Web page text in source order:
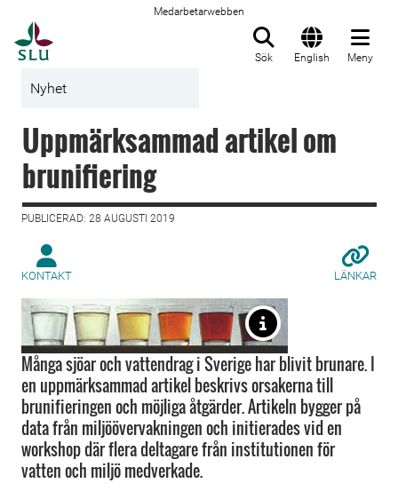
Medarbetarwebben
Sök English Meny
Nyhet
Uppmärksammad artikel om
brunifiering
PUBLICERAD: 28 AUGUSTI 2019
KONTAKT LÄNKAR
Många sjöar och vattendrag i Sverige har blivit brunare. I
en uppmärksammad artikel beskrivs orsakerna till
brunifieringen och möjliga åtgärder. Artikeln bygger på
data från miljöövervakningen och initierades vid en
workshop där flera deltagare från institutionen för
vatten och miljö medverkade.